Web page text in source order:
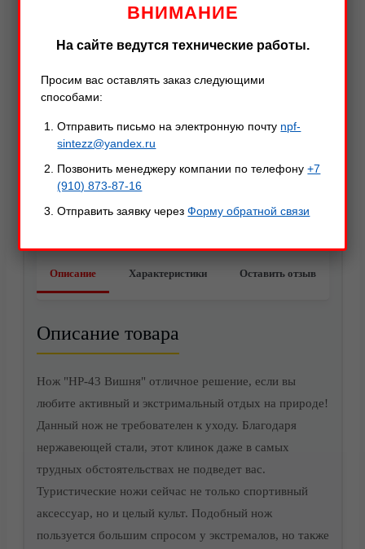
Доставка
Описание Характеристики Оставить отзыв
Описание товара
Нож "НР-43 Вишня" отличное решение, если вы
любите активный и экстримальный отдых на природе!
Данный нож не требователен к уходу. Благодаря
нержавеющей стали, этот клинок даже в самых
трудных обстоятельствах не подведет вас.
Туристические ножи сейчас не только спортивный
аксессуар, но и целый культ. Подобный нож
пользуется большим спросом у экстремалов, но также
ВНИМАНИЕ
На сайте ведутся технические работы.
Просим вас оставлять заказ следующими
способами:
Отправить письмо на электронную почту npf-
sintezz@yandex.ru
Позвонить менеджеру компании по телефону+7
(910) 873-87-16
Отправить заявку черезФорму обратной связи